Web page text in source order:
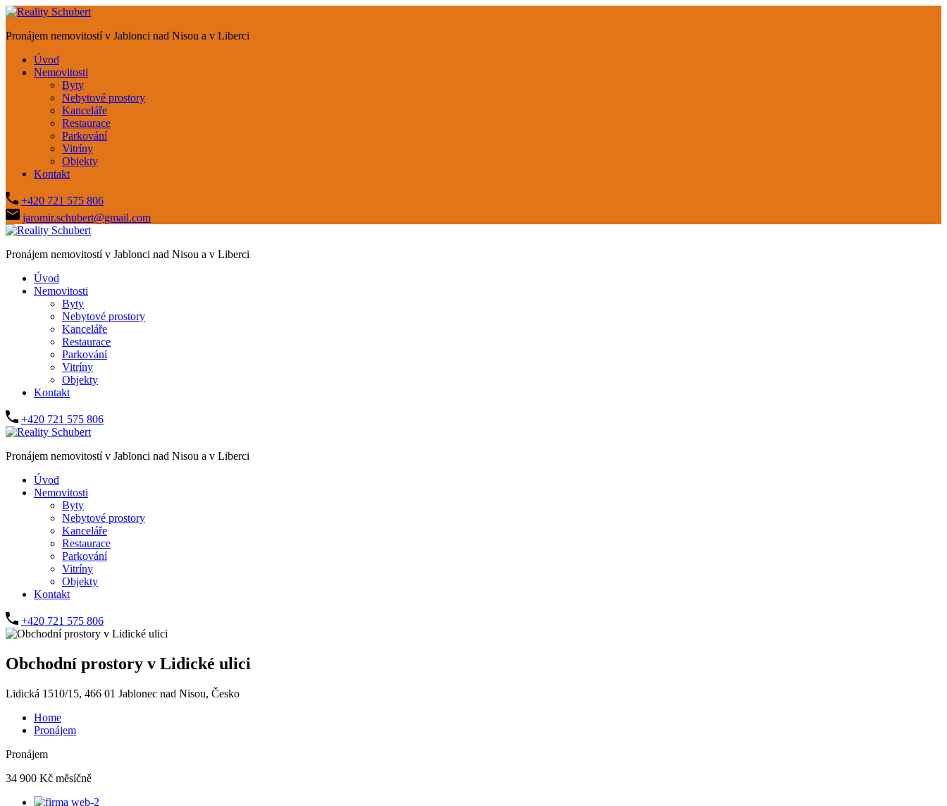
Pronájem nemovitostí v Jablonci nad Nisou a v Liberci
Úvod
Nemovitosti
Byty
Nebytové prostory
Kanceláře
Restaurace
Parkování
Vitríny
Objekty
Kontakt
+420 721 575 806
jaromir.schubert@gmail.com
Pronájem nemovitostí v Jablonci nad Nisou a v Liberci
Úvod
Nemovitosti
Byty
Nebytové prostory
Kanceláře
Restaurace
Parkování
Vitríny
Objekty
Kontakt
+420 721 575 806
Pronájem nemovitostí v Jablonci nad Nisou a v Liberci
Úvod
Nemovitosti
Byty
Nebytové prostory
Kanceláře
Restaurace
Parkování
Vitríny
Objekty
Kontakt
+420 721 575 806
Obchodní prostory v Lidické ulici
Lidická 1510/15, 466 01 Jablonec nad Nisou, Česko
Home
Pronájem
Pronájem
34 900 Kč měsíčně